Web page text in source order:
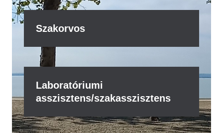
Szakorvos
Laboratóriumi
asszisztens/szakasszisztens